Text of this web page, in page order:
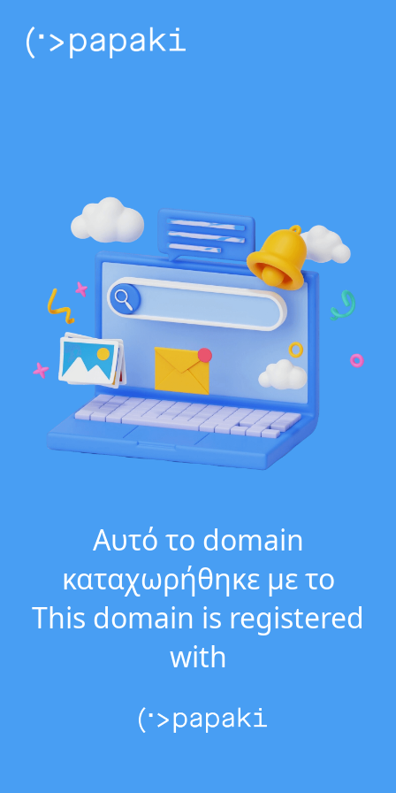
Αυτό το domain
καταχωρήθηκε με το
This domain is registered
with